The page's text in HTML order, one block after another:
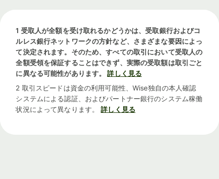
1 受取人が全額を受け取れるかどうかは、受取銀行およびコ
ルレス銀行ネットワークの方針など、さまざまな要因によっ
て決定されます。そのため、すべての取引において受取人の
全額受領を保証することはできず、実際の受取額は取引ごと
に異なる可能性があります。
詳しく見る
2 取引スピードは資金の利用可能性、Wise独自の本人確認
システムによる認証、およびパートナー銀行のシステム稼働
状況によって異なります。
詳しく見る